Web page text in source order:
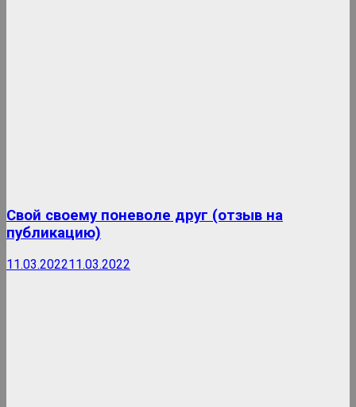
Свой своему поневоле друг (отзыв на
публикацию)
11.03.202211.03.2022